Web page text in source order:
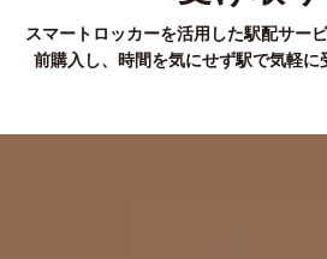
スマートロッカーを活用した駅配サー
前購入し、時間を気にせず駅で気軽に